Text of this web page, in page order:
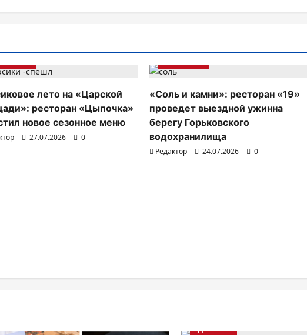
лето на «Царской
ресторан «Цыпочка»
новое сезонное меню
27.07.2026 0
РЕСТОРАНЫ
«Соль и камни»: ресторан «19»
проведет выездной ужинна
берегу Горьковского
водохранилища
Редактор 24.07.2026 0
ЗДОРОВЬЕ